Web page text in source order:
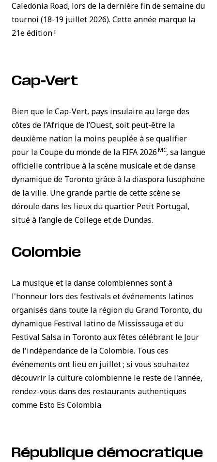
Caledonia Road, lors de la dernière fin de semaine du
tournoi (18-19 juillet 2026). Cette année marque la
21e édition !
Cap-Vert
Bien que le Cap-Vert, pays insulaire au large des
côtes de l’Afrique de l’Ouest, soit peut-être la
deuxième nation la moins peuplée à se qualifier
pour la Coupe du monde de la FIFA 2026MC, sa langue
officielle contribue à la scène musicale et de danse
dynamique de Toronto grâce à la diaspora lusophone
de la ville. Une grande partie de cette scène se
déroule dans les lieux du quartier Petit Portugal,
situé à l’angle de College et de Dundas.
Colombie
La musique et la danse colombiennes sont à
l'honneur lors des festivals et événements latinos
organisés dans toute la région du Grand Toronto, du
dynamique Festival latino de Mississauga et du
Festival Salsa in Torontoaux fêtes célébrant le Jour
de l'indépendance de la Colombie. Tous ces
événements ont lieu en juillet ; si vous souhaitez
découvrir la culture colombienne le reste de l'année,
rendez-vous dans des restaurants authentiques
comme Esto Es Colombia.
République démocratique